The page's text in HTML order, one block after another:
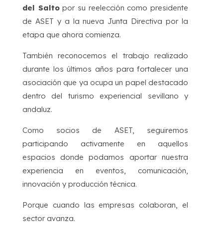
del Saltopor su reelección como presidente
de ASET y a la nueva Junta Directiva por la
etapa que ahora comienza.
También reconocemos el trabajo realizado
durante los últimos años para fortalecer una
asociación que ya ocupa un papel destacado
dentro del turismo experiencial sevillano y
andaluz.
Como socios de ASET, seguiremos
participando activamente en aquellos
espacios donde podamos aportar nuestra
experiencia en eventos, comunicación,
innovación y producción técnica.
Porque cuando las empresas colaboran, el
sector avanza.